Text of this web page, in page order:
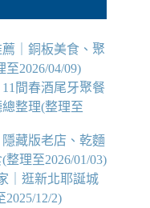
薦｜銅板美食、聚
2026/04/09)
11間春酒尾牙聚餐
整理(整理至
隱藏版老店、乾麵
理至2026/01/03)
｜逛新北耶誕城
12/2)